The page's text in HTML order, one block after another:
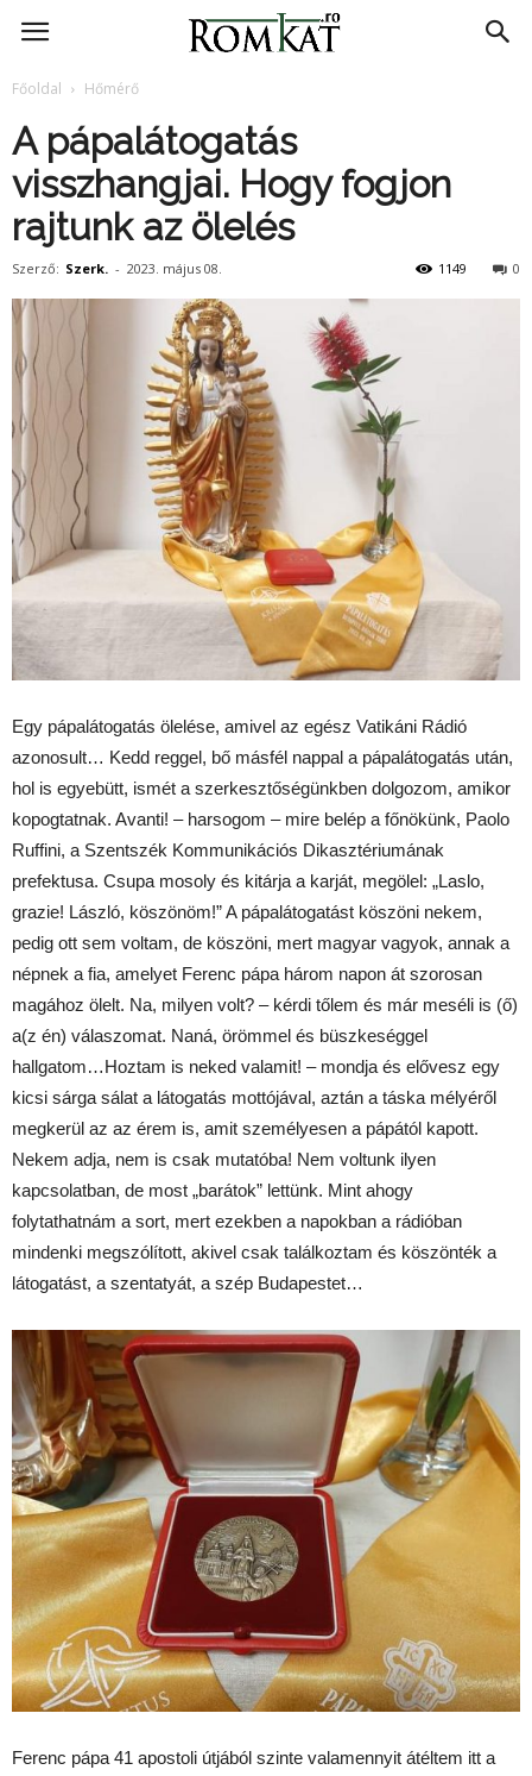
RomKat.ro
Főoldal Hőmérő
A pápalátogatás
visszhangjai. Hogy fogjon
rajtunk az ölelés
Szerző: Szerk. - 2023. május 08. 0
1149
Egy pápalátogatás ölelése, amivel az egész Vatikáni Rádió
azonosult… Kedd reggel, bő másfél nappal a pápalátogatás után,
hol is egyebütt, ismét a szerkesztőségünkben dolgozom, amikor
kopogtatnak. Avanti! – harsogom – mire belép a főnökünk, Paolo
Ruffini, a Szentszék Kommunikációs Dikasztériumának
prefektusa. Csupa mosoly és kitárja a karját, megölel: „Laslo,
grazie! László, köszönöm!” A pápalátogatást köszöni nekem,
pedig ott sem voltam, de köszöni, mert magyar vagyok, annak a
népnek a fia, amelyet Ferenc pápa három napon át szorosan
magához ölelt. Na, milyen volt? – kérdi tőlem és már meséli is (ő)
a(z én) válaszomat. Naná, örömmel és büszkeséggel
hallgatom…Hoztam is neked valamit! – mondja és elővesz egy
kicsi sárga sálat a látogatás mottójával, aztán a táska mélyéről
megkerül az az érem is, amit személyesen a pápától kapott.
Nekem adja, nem is csak mutatóba! Nem voltunk ilyen
kapcsolatban, de most „barátok” lettünk. Mint ahogy
folytathatnám a sort, mert ezekben a napokban a rádióban
mindenki megszólított, akivel csak találkoztam és köszönték a
látogatást, a szentatyát, a szép Budapestet…
Ferenc pápa 41 apostoli útjából szinte valamennyit átéltem itt a